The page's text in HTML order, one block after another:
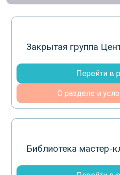
Закрытая группа
Перейти в
О разделе и
Библиотека мастер-